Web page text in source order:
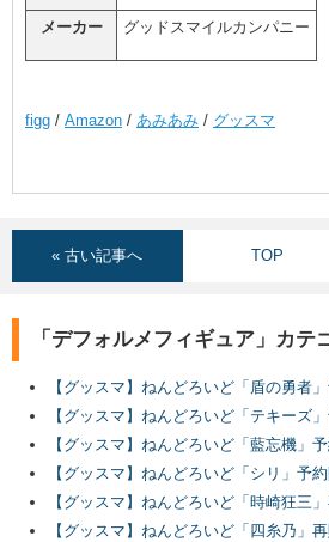
メーカー グッドスマイルカンパニー
figg / Amazon / あみあみ / グッスマ
« 古い記事へ TOP
「デフォルメフィギュア」カテ
【グッスマ】ねんどろいど「盾の勇者
【グッスマ】ねんどろいど「テキーズ
【グッスマ】ねんどろいど「藍忘機」
【グッスマ】ねんどろいど「シリ」予
【グッスマ】ねんどろいど「時崎狂三
【グッスマ】ねんどろいど「四糸乃」